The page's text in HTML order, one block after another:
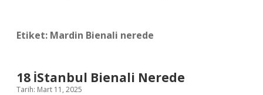
Etiket: Mardin Bienali nerede
18 İStanbul Bienali Nerede
Tarih: Mart 11, 2025